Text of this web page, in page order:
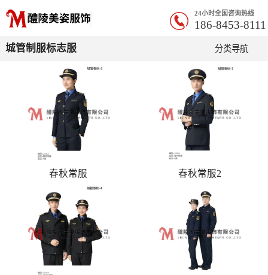
24小时全国咨询热线
186-8453-8111
城管制服标志服 分类导航
春秋常服 春秋常服2